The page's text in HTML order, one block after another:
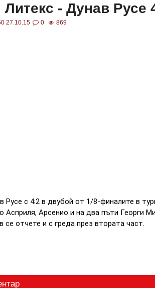
- Дунав Русе
27.10.15 0 869
Русе с 4:2 в двубой от 1/8-финалите в
Асприля, Арсенио и на два пъти Георги
отчете и с греда през втората част.